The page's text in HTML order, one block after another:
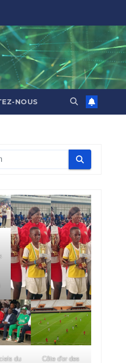
NOUS
du
Côte d'or des